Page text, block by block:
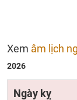
Xem âm lịch
2026
Ngày kỵ